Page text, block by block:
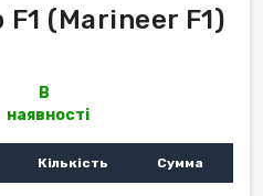
(Marineer F1)
В
наявності
Кількість Сумма